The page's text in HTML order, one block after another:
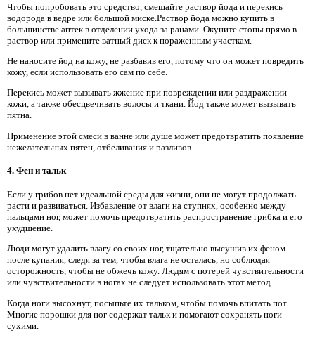
Чтобы попробовать это средство, смешайте раствор йода и перекись
водорода в ведре или большой миске.Раствор йода можно купить в
большинстве аптек в отделении ухода за ранами. Окуните стопы прямо в
раствор или примените ватный диск к пораженным участкам.
Не наносите йод на кожу, не разбавив его, потому что он может повредить
кожу, если использовать его сам по себе.
Перекись может вызывать жжение при повреждении или раздражении
кожи, а также обесцвечивать волосы и ткани. Йод также может вызывать
пятна.
Применение этой смеси в ванне или душе может предотвратить появление
нежелательных пятен, отбеливания и разливов.
4. Фен и тальк
Если у грибов нет идеальной среды для жизни, они не могут продолжать
расти и развиваться. Избавление от влаги на ступнях, особенно между
пальцами ног, может помочь предотвратить распространение грибка и его
ухудшение.
Люди могут удалить влагу со своих ног, тщательно высушив их феном
после купания, следя за тем, чтобы влага не осталась, но соблюдая
осторожность, чтобы не обжечь кожу. Людям с потерей чувствительности
или чувствительности в ногах не следует использовать этот метод.
Когда ноги высохнут, посыпьте их тальком, чтобы помочь впитать пот.
Многие порошки для ног содержат тальк и помогают сохранять ноги
сухими.